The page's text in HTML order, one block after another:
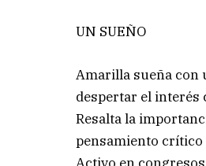
UN SUEÑO
Amarilla sueña con
despertar el interés
Resalta la
pensamiento crítico
Activo en